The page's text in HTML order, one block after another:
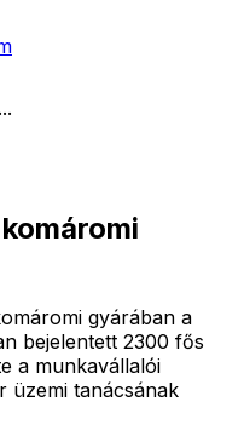
...
gyárában a
bejelentett 2300 fős
a munkavállalói
üzemi tanácsának